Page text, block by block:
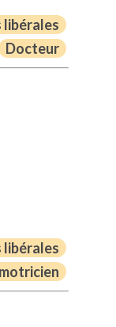
libérales
Docteur
libérales